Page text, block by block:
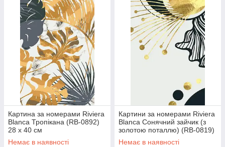
Картина за номерами Riviera
Blanca Тропікана (RB-0892)
28 х 40 см
Немає в наявності
Картини за номерами Riviera
Blanca Сонячний зайчик (з
золотою поталлю) (RB-0819)
28 х 40 см
Немає в наявності